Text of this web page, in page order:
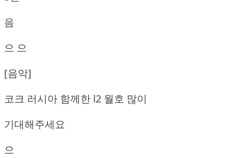
음
으 으
[음악]
코크 러시아 함께한 l2 월호 많이
기대해주세요
으